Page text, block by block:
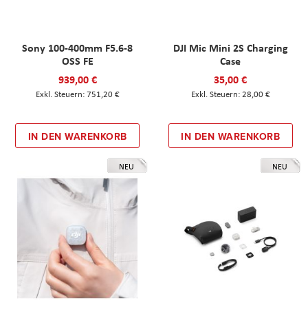
Sony 100-400mm F5.6-8
OSS FE
939,00 €
751,20 €
IN DEN WARENKORB
DJI Mic Mini 2S Charging
Case
35,00 €
28,00 €
IN DEN WARENKORB
NEU NEU